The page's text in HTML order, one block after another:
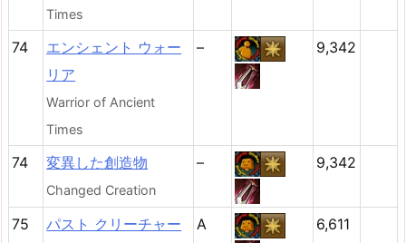
Times
74
エンシェント ウォー
リア
Warrior of Ancient
Times
– 9,342
74 変異した創造物
Changed Creation
– 9,342
75 パスト クリーチャー A 6,611